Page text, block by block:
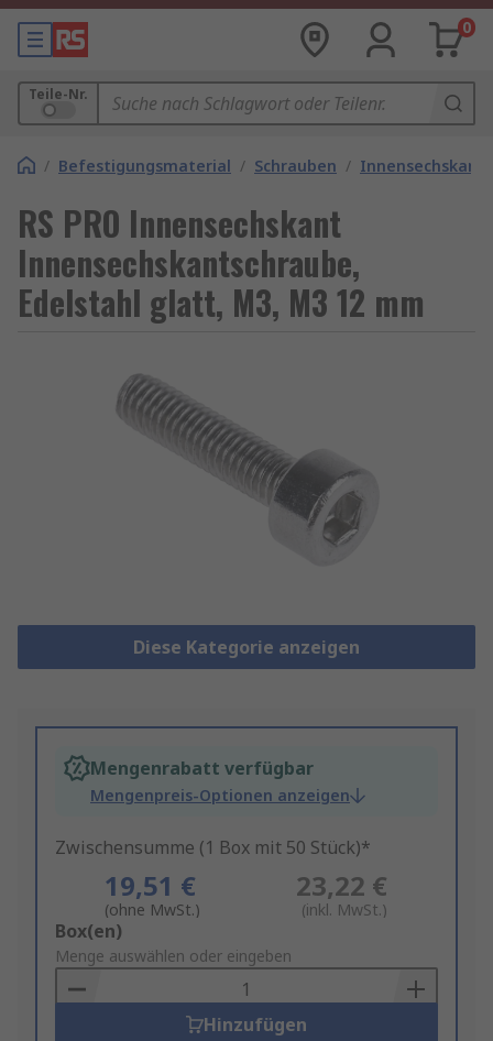
0
Teile-Nr.
/ Befestigungsmaterial / Schrauben /
RS PRO Innensechskant
Innensechskantschraube,
Edelstahl glatt, M3, M3 12 mm
Diese Kategorie anzeigen
Mengenrabatt verfügbar
Mengenpreis-Optionen anzeigen
Zwischensumme (1 Box mit 50 Stück)*
19,51 €
(ohne MwSt.)
23,22 €
(inkl. MwSt.)
Add
to
Basket
Box(en)
Menge auswählen oder eingeben
Hinzufügen